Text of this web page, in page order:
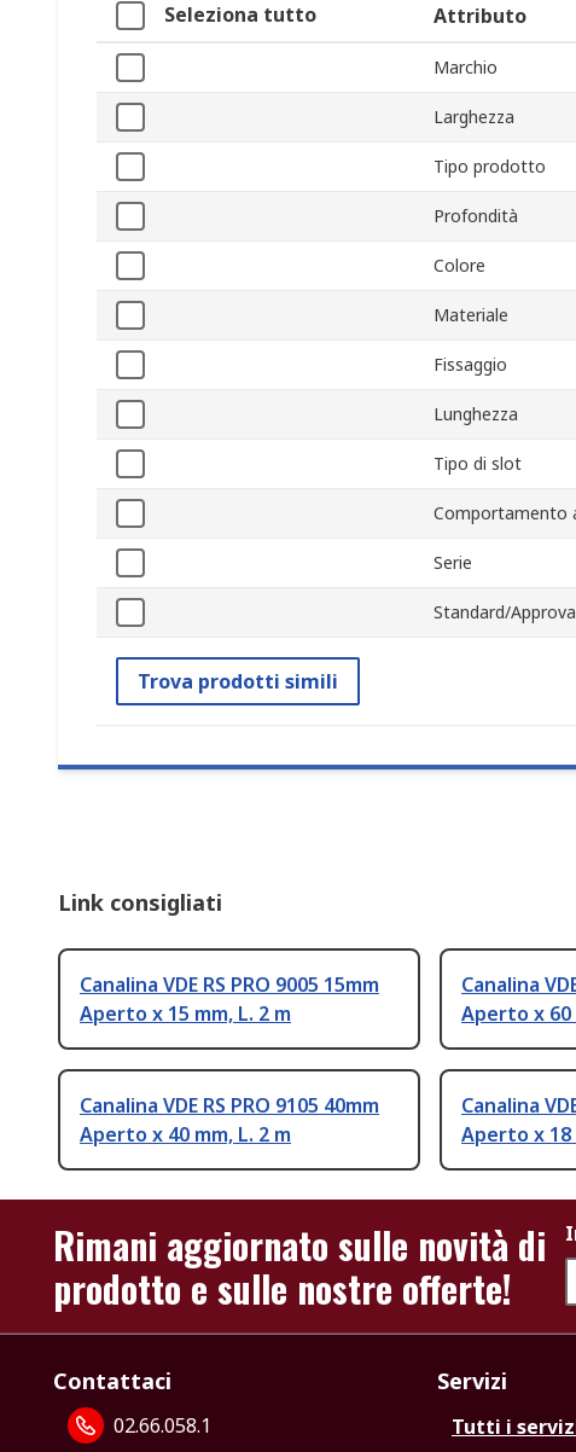
Seleziona tutto Attributo
Marchio
Larghezza
Tipo prodotto
Profondità
Colore
Materiale
Fissaggio
Lunghezza
Tipo di slot
Comportamento
Serie
Standard/
Trova prodotti simili
Link consigliati
Canalina VDE RS PRO 9005 15mm
Aperto x 15 mm, L. 2 m
Canalina
Aperto x 60
Canalina VDE RS PRO 9105 40mm
Aperto x 40 mm, L. 2 m
Canalina
Aperto x 18
Rimani aggiornato sulle novità di
prodotto e sulle nostre offerte!
Contattaci
02.66.058.1
Servizi
Tutti i